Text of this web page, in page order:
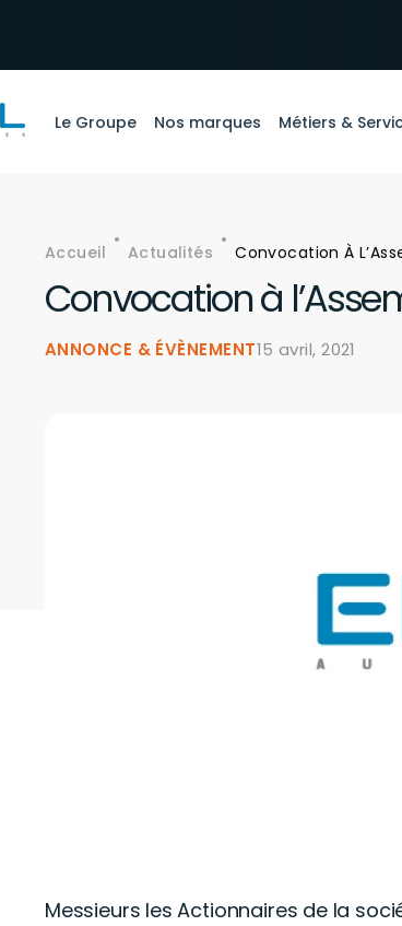
Le Groupe Nos marques Métiers &
Fil d'Ariane
Accueil Actualités Convocation À
Convocation à
ANNONCE & ÉVÈNEMENT15 avril, 2021
Messieurs les Actionnaires de la